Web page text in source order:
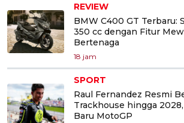
REVIEW
BMW C400 GT Terbaru:
350 cc dengan Fitur
Bertenaga
18 jam
SPORT
Raul Fernandez Resmi
Trackhouse hingga
Baru MotoGP